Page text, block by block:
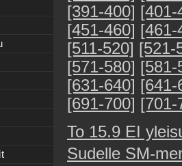
[391-400] [401-
[451-460] [461-
[511-520] [521-
[571-580] [581-
[631-640] [641-
[691-700] [701-
To 15.9 EI
Sudelle SM-